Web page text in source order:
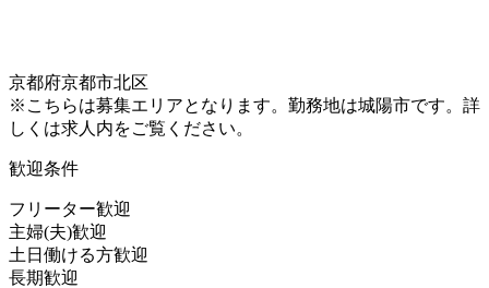
京都府京都市北区
※こちらは募集エリアとなります。勤務地は城陽市です。詳
しくは求人内をご覧ください。
歓迎条件
フリーター歓迎
主婦(夫)歓迎
土日働ける方歓迎
長期歓迎